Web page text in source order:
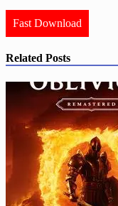
Fast Download
Related Posts